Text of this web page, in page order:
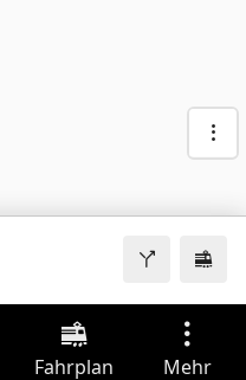
Fahrplan Mehr